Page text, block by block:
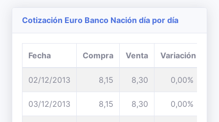
Cotización Euro Banco Nación día por día
Fecha Compra Venta Variación
02/12/2013 8,15 8,30 0,00%
03/12/2013 8,15 8,30 0,00%